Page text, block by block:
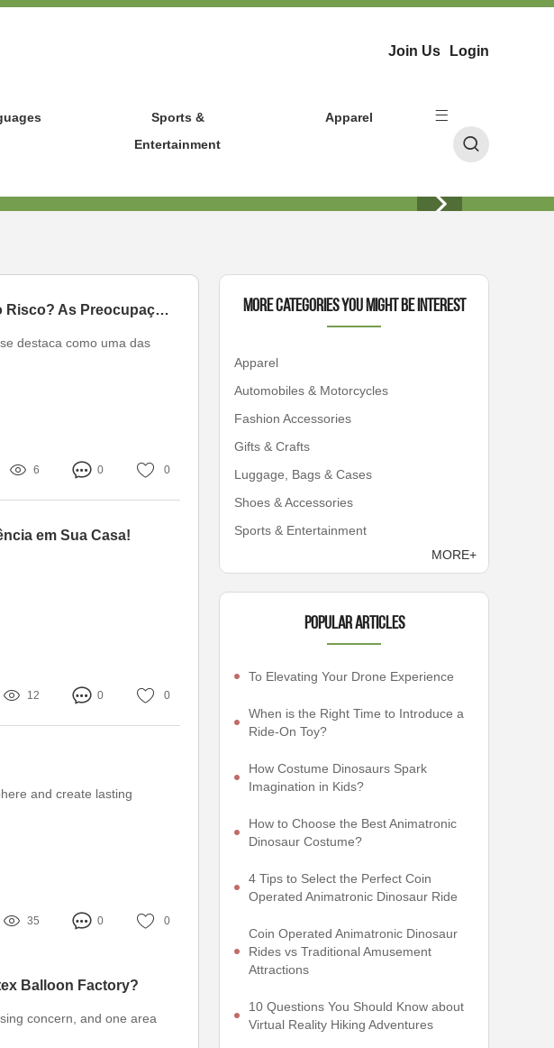
Join Us Login
Sports &
Entertainment
Apparel
Triciclo Infantil com Pedal: Será Que a Diversão Vale o Risco? As Preocupações em Torno da Segurança e Sustentabilidade nas Brincadeiras das Nossas Crianças!
destaca como uma das
6 0 0
em Sua Casa!
12 0 0
and create lasting
35 0 0
Balloon Factory?
concern, and one area
More Categories You Might Be Interest
Apparel
Automobiles & Motorcycles
Fashion Accessories
Gifts & Crafts
Luggage, Bags & Cases
Shoes & Accessories
Sports & Entertainment
MORE+
Popular articles
To Elevating Your Drone Experience
When is the Right Time to Introduce a
Ride-On Toy?
How Costume Dinosaurs Spark
Imagination in Kids?
How to Choose the Best Animatronic
Dinosaur Costume?
4 Tips to Select the Perfect Coin
Operated Animatronic Dinosaur Ride
Coin Operated Animatronic Dinosaur
Rides vs Traditional Amusement
Attractions
10 Questions You Should Know about
Virtual Reality Hiking Adventures